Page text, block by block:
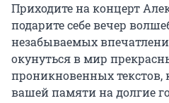
Приходите на концерт
подарите себе вечер
незабываемых
окунуться в мир
проникновенных текстов,
вашей памяти на долгие